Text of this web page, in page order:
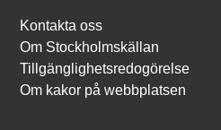
Kontakta oss
Om Stockholmskällan
Tillgänglighetsredogörelse
Om kakor på webbplatsen